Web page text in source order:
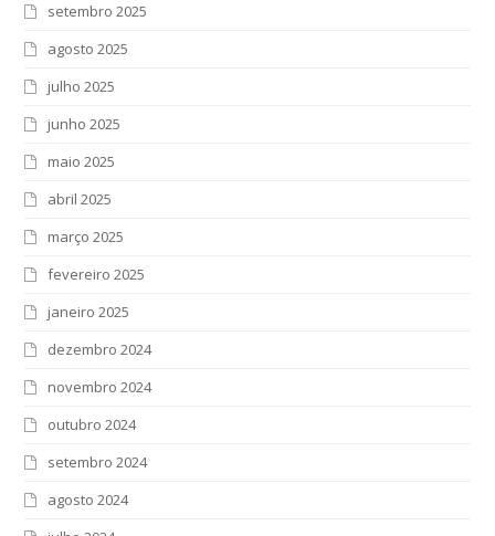
setembro 2025
agosto 2025
julho 2025
junho 2025
maio 2025
abril 2025
março 2025
fevereiro 2025
janeiro 2025
dezembro 2024
novembro 2024
outubro 2024
setembro 2024
agosto 2024